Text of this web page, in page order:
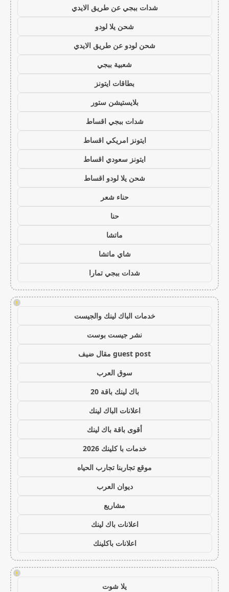
شدات ببجي عن طريق الايدي
شحن يلا لودو
شحن لودو عن طريق الايدي
شعبية ببجي
بطاقات ايتونز
بلايستيشن ستور
شدات ببجي اقساط
ايتونز امريكي اقساط
ايتونز سعودي اقساط
شحن يلا لودو اقساط
حناء شعر
حنا
ماتشا
شاي ماتشا
شدات ببجي تمارا
!
خدمات الباك لينك والجيست
نشر جيست بوست
guest post مقال ضيف
سوق العرب
باك لينك باقة 20
اعلانات الباك لينك
أقوى باقة باك لينك
خدمات با كلينك 2026
موقع تجاربنا تجارب الحياه
ديوان العرب
مشاريع
اعلانات باك لينك
اعلانات باكلينك
!
يلا شوت